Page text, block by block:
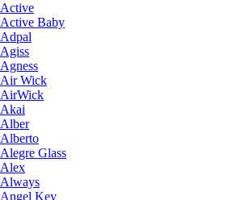
Active
Active Baby
Adpal
Agiss
Agness
Air Wick
AirWick
Akai
Alber
Alberto
Alegre Glass
Alex
Always
Angel Key